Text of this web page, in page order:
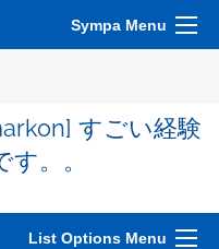
Sympa Menu
すごい経験
。。
List Options Menu